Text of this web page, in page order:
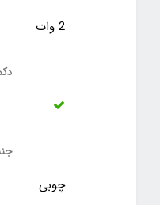
2 وات
چوبی